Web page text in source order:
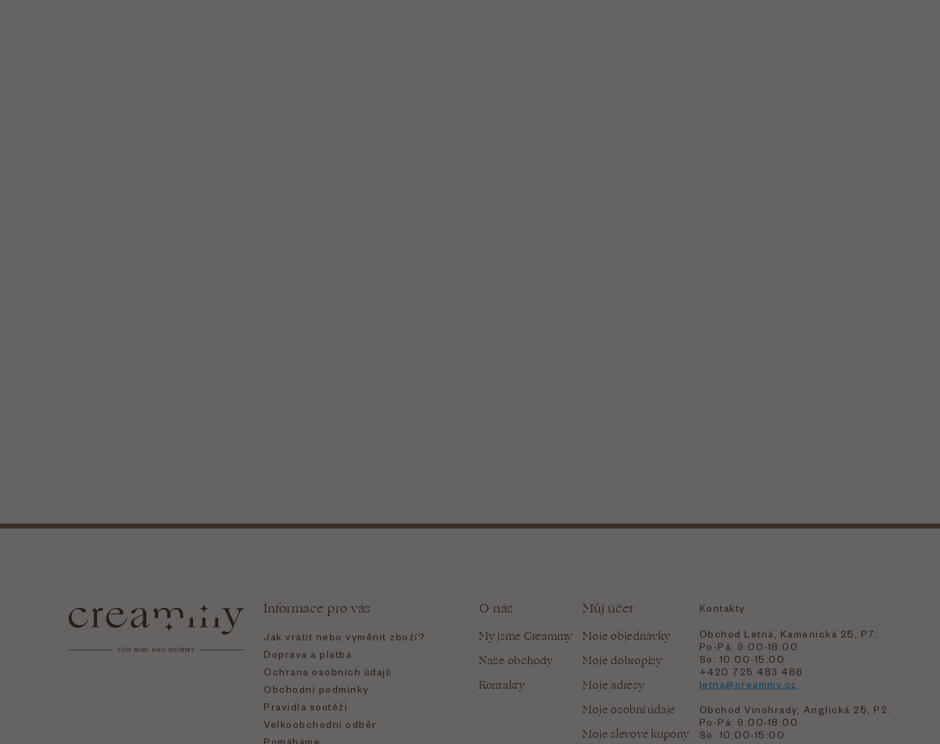
Informace pro vás
Jak vrátit nebo vyměnit zboží?
Doprava a platba
Ochrana osobních údajů
Obchodní podmínky
Pravidla soutěží
Velkoobchodní odběr
O nás
My jsme Creammy
Naše obchody
Kontakty
Můj účet
Moje objednávky
Moje dobropisy
Moje adresy
Moje osobní údaje
Moje slevové kupóny
Kontakty
Obchod Letná, Kamenická 25, P7:
Po-Pá: 9:00-18:00
So: 10:00-15:00
+420 725 483 486
letna@creammy.cz
Obchod Vinohrady, Anglická 25, P2:
Po-Pá: 9:00-18:00
So: 10:00-15:00